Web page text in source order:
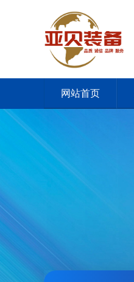
网站首页